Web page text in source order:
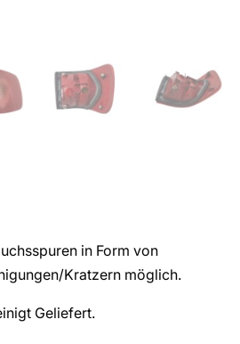
in Form von
Kratzern möglich.
Geliefert.